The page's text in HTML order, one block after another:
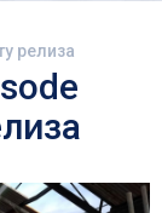
релиза